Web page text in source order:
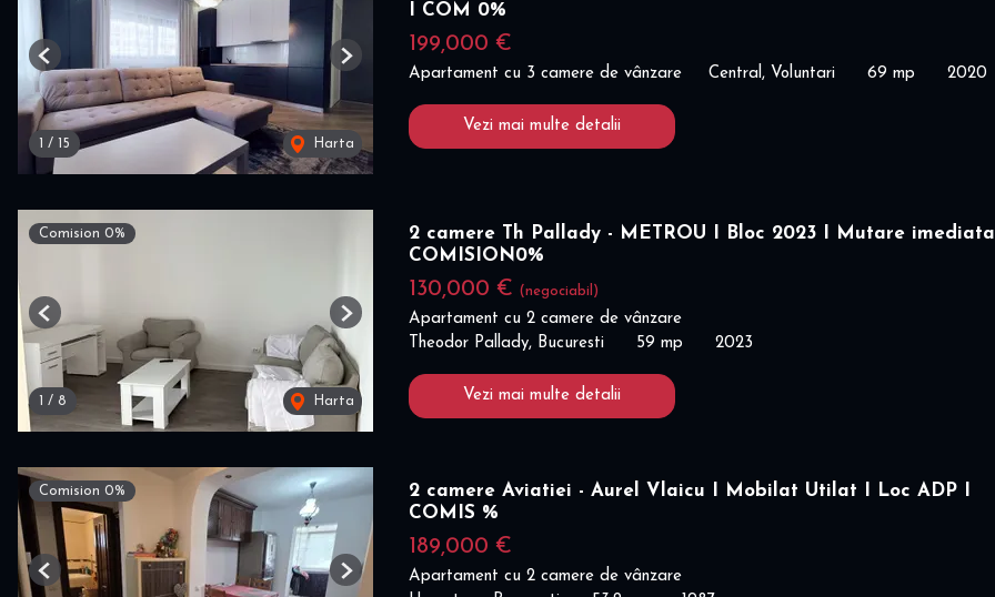
1 / 15 Harta
Previous Next
I COM 0%
199,000 €
Apartament cu 3 camere de vânzare Central, Voluntari 69 mp 2020
Vezi mai multe detalii
Comision 0%
1 / 8 Harta
Previous Next
2 camere Th Pallady - METROU I Bloc 2023 I Mutare
COMISION0%
130,000 € (negociabil)
Apartament cu 2 camere de vânzare
Theodor Pallady, Bucuresti
59 mp 2023
Vezi mai multe detalii
Comision 0%
Previous Next
2 camere Aviatiei - Aurel Vlaicu I Mobilat Utilat I Loc ADP I
COMIS %
189,000 €
Apartament cu 2 camere de vânzare